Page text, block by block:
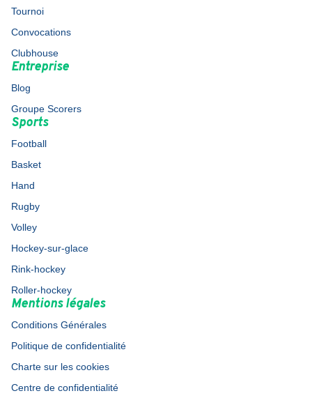
Tournoi
Convocations
Clubhouse
Entreprise
Blog
Groupe Scorers
Sports
Football
Basket
Hand
Rugby
Volley
Hockey-sur-glace
Rink-hockey
Roller-hockey
Mentions légales
Conditions Générales
Politique de confidentialité
Charte sur les cookies
Centre de confidentialité